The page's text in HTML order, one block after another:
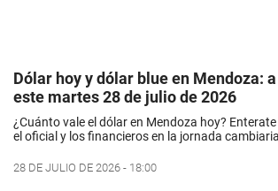
Dólar hoy y dólar blue en Mendoza:
este martes 28 de julio de 2026
¿Cuánto vale el dólar en Mendoza hoy?
el oficial y los financieros en la jornada
28 DE JULIO DE 2026 - 18:00